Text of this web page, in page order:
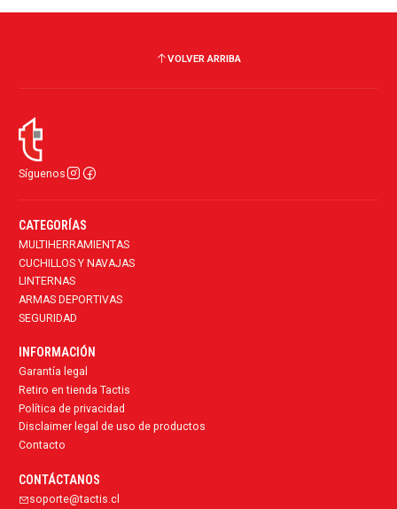
VOLVER ARRIBA
Síguenos
CATEGORÍAS
MULTIHERRAMIENTAS
CUCHILLOS Y NAVAJAS
LINTERNAS
ARMAS DEPORTIVAS
SEGURIDAD
INFORMACIÓN
Garantía legal
Retiro en tienda Tactis
Política de privacidad
Disclaimer legal de uso de productos
Contacto
CONTÁCTANOS
soporte@tactis.cl